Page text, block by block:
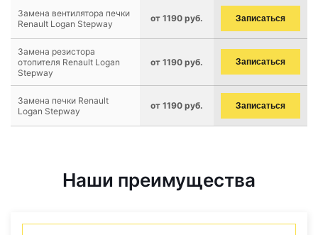
Замена вентилятора печки
Renault Logan Stepway
от 1190 руб. Записаться
Замена резистора
отопителя Renault Logan
Stepway
от 1190 руб. Записаться
Замена печки Renault
Logan Stepway
от 1190 руб. Записаться
Наши преимущества